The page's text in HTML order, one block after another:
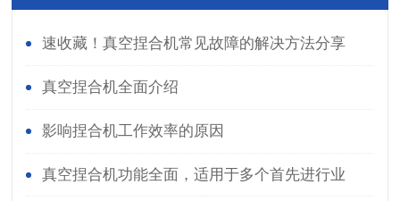
速收藏！真空捏合机常见故障的解决方法分享
真空捏合机全面介绍
影响捏合机工作效率的原因
真空捏合机功能全面，适用于多个首先进行业